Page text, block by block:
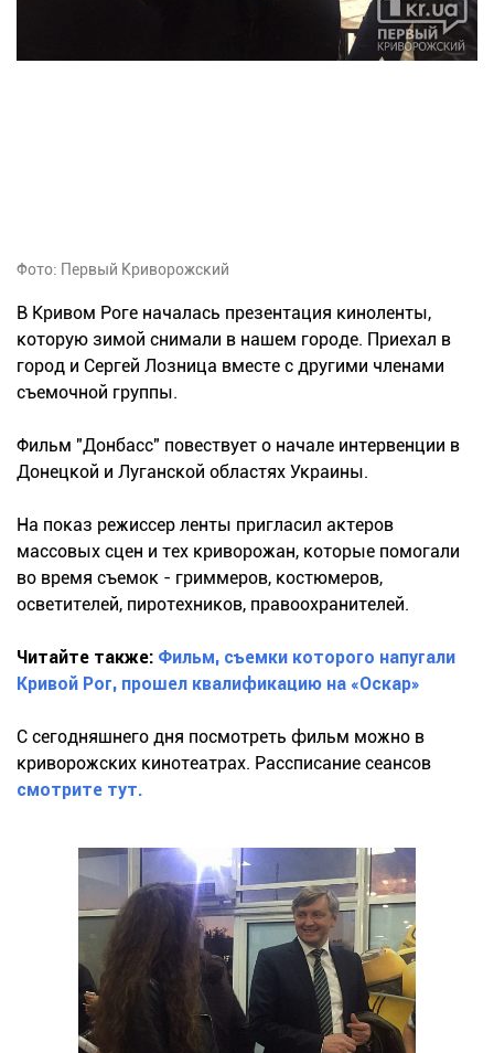
Фото: Первый Криворожский
В Кривом Роге началась презентация киноленты,
которую зимой снимали в нашем городе. Приехал в
город и Сергей Лозница вместе с другими членами
съемочной группы.
Фильм "Донбасс" повествует о начале интервенции в
Донецкой и Луганской областях Украины.
На показ режиссер ленты пригласил актеров
массовых сцен и тех криворожан, которые помогали
во время съемок - гриммеров, костюмеров,
осветителей, пиротехников, правоохранителей.
Читайте также: Фильм, съемки которого напугали
Кривой Рог, прошел квалификацию на «Оскар»
С сегодняшнего дня посмотреть фильм можно в
криворожских кинотеатрах. Рассписание сеансов
смотрите тут.